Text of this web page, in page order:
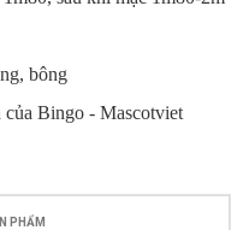
bông
của Bingo - Mascotviet
PHẨM